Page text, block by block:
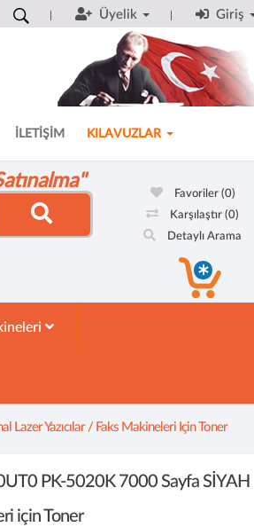
Üyelik Giriş
İLETİŞİM KILAVUZLAR
Favoriler (0)
Karşılaştır (0)
Detaylı Arama
Yazıcılar / Faks Makineleri Için Toner
PK-5020K 7000 Sayfa SİYAH
için Toner